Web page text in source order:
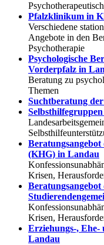
Pfalzklinikum in
Verschiedene
Angebote in den
Psychotherapie
Psychologische
Vorderpfalz in
Beratung zu
Themen
Suchtberatung
(KHG) in Landau
Krisen,
Beratungsangebot
Krisen,
Erziehungs-, Ehe-
Landau